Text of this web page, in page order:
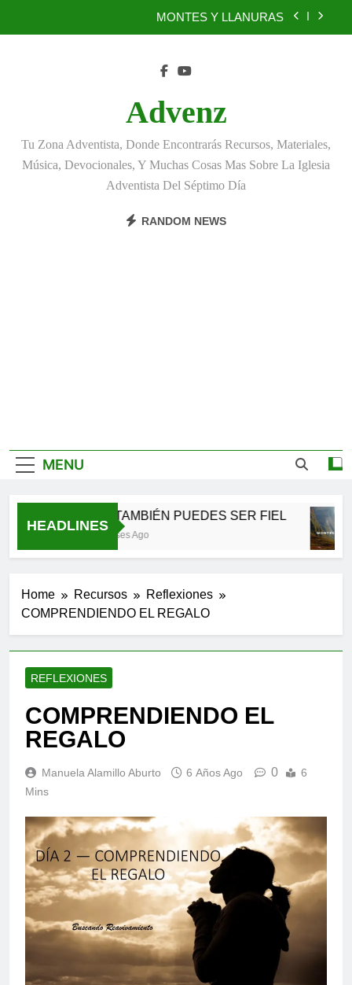
MONTES Y LLANURAS
TÚ TAMBIÉN PUEDES SER FIEL
BENEFICIOS DEL PERDÓN
EL REINO DE LOS CIELOS
Advenz
Tu Zona Adventista, Donde Encontrarás Recursos, Materiales,
Música, Devocionales, Y Muchas Cosas Mas Sobre La Iglesia
Adventista Del Séptimo Día
RANDOM NEWS
MENU
HEADLINES
TÚ TAMBIÉN PUEDES SER FIEL
2 Meses Ago
Home Recursos
Reflexiones
COMPRENDIENDO EL REGALO
REFLEXIONES
COMPRENDIENDO EL
REGALO
Manuela Alamillo Aburto 6 Años Ago 0
6
Mins